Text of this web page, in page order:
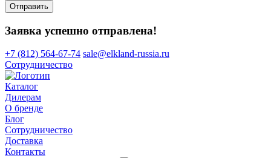
Отправить
Заявка успешно отправлена!
+7 (812) 564-67-74 sale@elkland-russia.ru
Сотрудничество
Каталог
Дилерам
О бренде
Блог
Сотрудничество
Доставка
Контакты